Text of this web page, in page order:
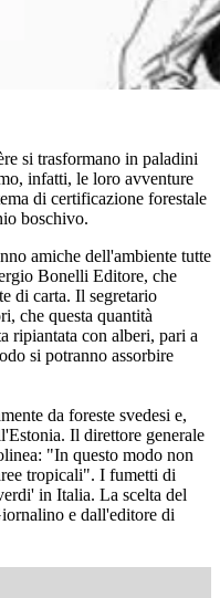
si trasformano in paladini
infatti, le loro avventure
di certificazione forestale
boschivo.
amiche dell'ambiente tutte
Bonelli Editore, che
di carta. Il segretario
che questa quantità
ripiantata con alberi, pari a
si potranno assorbire
da foreste svedesi e,
Il direttore generale
"In questo modo non
tropicali". I fumetti di
in Italia. La scelta del
e dall'editore di